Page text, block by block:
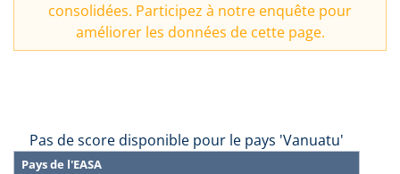
consolidées. Participez à notre enquête pour
améliorer les données de cette page.
Pas de score disponible pour le pays 'Vanuatu'
Pays de l'EASA